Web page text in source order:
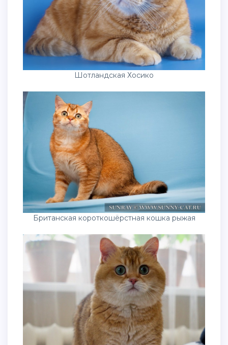
Шотландская Хосико
Британская короткошёрстная кошка рыжая